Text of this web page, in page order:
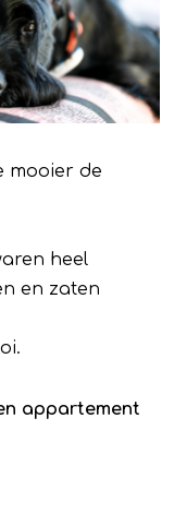
mooier de
heel
en zaten
appartement